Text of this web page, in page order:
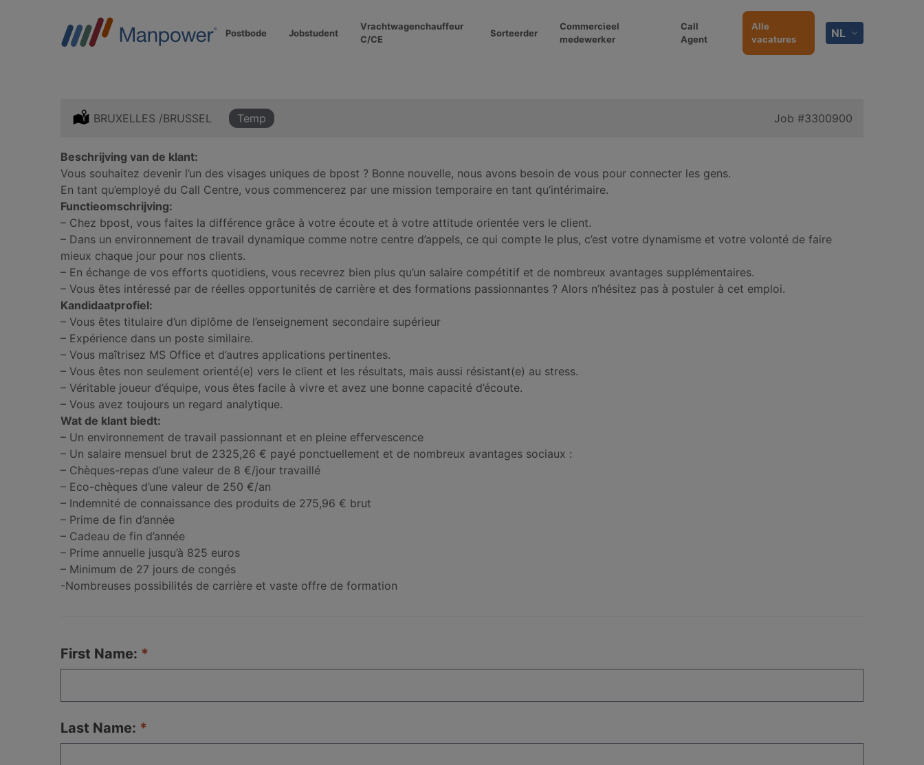
Postbode Jobstudent
Vrachtwagenchauffeur
C/CE
Sorteerder
Commercieel
medewerker
Call
Agent
Alle
vacatures
NL
Location:
BRUXELLES /BRUSSEL Type:
Temp Job #3300900
Beschrijving van de klant:
Vous souhaitez devenir l’un des visages uniques de bpost ? Bonne nouvelle, nous avons besoin de vous pour connecter les gens.
En tant qu’employé du Call Centre, vous commencerez par une mission temporaire en tant qu’intérimaire.
Functieomschrijving:
– Chez bpost, vous faites la différence grâce à votre écoute et à votre attitude orientée vers le client.
– Dans un environnement de travail dynamique comme notre centre d’appels, ce qui compte le plus, c’est votre dynamisme et votre volonté de faire
mieux chaque jour pour nos clients.
– En échange de vos efforts quotidiens, vous recevrez bien plus qu’un salaire compétitif et de nombreux avantages supplémentaires.
– Vous êtes intéressé par de réelles opportunités de carrière et des formations passionnantes ? Alors n’hésitez pas à postuler à cet emploi.
Kandidaatprofiel:
– Vous êtes titulaire d’un diplôme de l’enseignement secondaire supérieur
– Expérience dans un poste similaire.
– Vous maîtrisez MS Office et d’autres applications pertinentes.
– Vous êtes non seulement orienté(e) vers le client et les résultats, mais aussi résistant(e) au stress.
– Véritable joueur d’équipe, vous êtes facile à vivre et avez une bonne capacité d’écoute.
– Vous avez toujours un regard analytique.
Wat de klant biedt:
– Un environnement de travail passionnant et en pleine effervescence
– Un salaire mensuel brut de 2325,26 € payé ponctuellement et de nombreux avantages sociaux :
– Chèques-repas d’une valeur de 8 €/jour travaillé
– Eco-chèques d’une valeur de 250 €/an
– Indemnité de connaissance des produits de 275,96 € brut
– Prime de fin d’année
– Cadeau de fin d’année
– Prime annuelle jusqu’à 825 euros
– Minimum de 27 jours de congés
-Nombreuses possibilités de carrière et vaste offre de formation
First Name:
Last Name: